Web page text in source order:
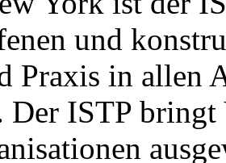
und
Praxis in allen
Der ISTP